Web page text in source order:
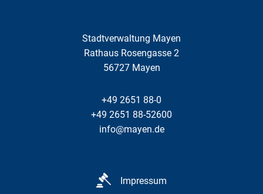
Stadtverwaltung Mayen
Rathaus Rosengasse 2
56727 Mayen
+49 2651 88-0
+49 2651 88-52600
info@mayen.de
Impressum